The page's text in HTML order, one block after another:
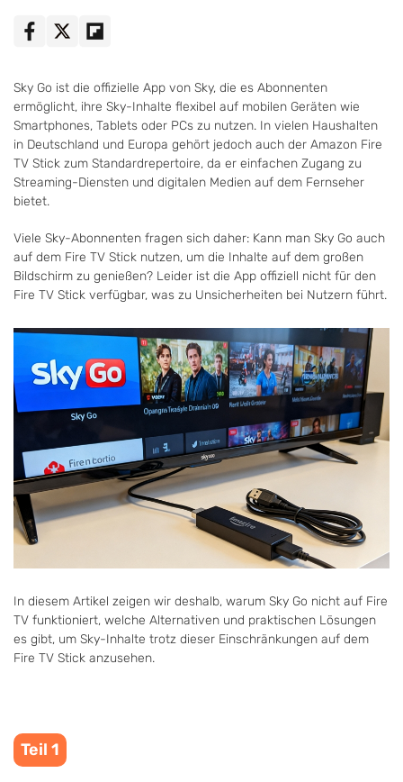
Sky Go ist die offizielle App von Sky, die es Abonnenten
ermöglicht, ihre Sky-Inhalte flexibel auf mobilen Geräten wie
Smartphones, Tablets oder PCs zu nutzen. In vielen Haushalten
in Deutschland und Europa gehört jedoch auch der Amazon Fire
TV Stick zum Standardrepertoire, da er einfachen Zugang zu
Streaming-Diensten und digitalen Medien auf dem Fernseher
bietet.
Viele Sky-Abonnenten fragen sich daher: Kann man Sky Go auch
auf dem Fire TV Stick nutzen, um die Inhalte auf dem großen
Bildschirm zu genießen? Leider ist die App offiziell nicht für den
Fire TV Stick verfügbar, was zu Unsicherheiten bei Nutzern führt.
In diesem Artikel zeigen wir deshalb, warum Sky Go nicht auf Fire
TV funktioniert, welche Alternativen und praktischen Lösungen
es gibt, um Sky-Inhalte trotz dieser Einschränkungen auf dem
Fire TV Stick anzusehen.
Teil 1